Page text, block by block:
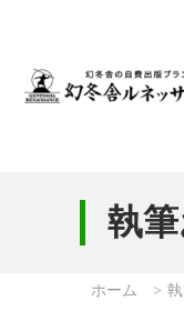
執
ホーム